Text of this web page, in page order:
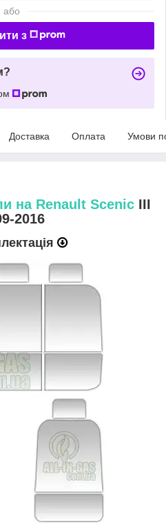
або
з
Доставка Оплата Умови
на Renault Scenic III
2016